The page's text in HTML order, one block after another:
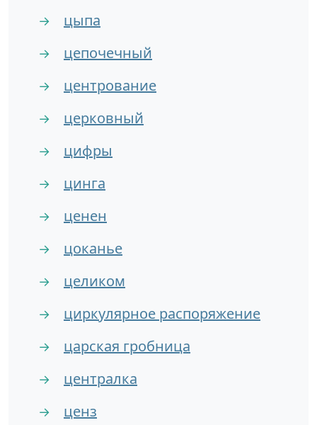
→ цыпа
→ цепочечный
→ центрование
→ церковный
→ цифры
→ цинга
→ ценен
→ цоканье
→ целиком
→ циркулярное распоряжение
→ царская гробница
→ централка
→ ценз